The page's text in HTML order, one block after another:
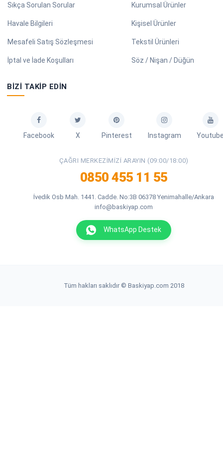
Sıkça Sorulan Sorular
Havale Bilgileri
Mesafeli Satış Sözleşmesi
İptal ve İade Koşulları
Kurumsal Ürünler
Kişisel Ürünler
Tekstil Ürünleri
Söz / Nişan / Düğün
BIZI TAKIP EDIN
Facebook X Pinterest Instagram
ÇAĞRI MERKEZIMIZI ARAYIN (09:00/18:00)
0850 455 11 55
İvedik Osb Mah. 1441. Cadde. No:3B 06378 Yenimahalle/Ankara
info@baskiyap.com
WhatsApp Destek
Tüm hakları saklıdır © Baskiyap.com 2018